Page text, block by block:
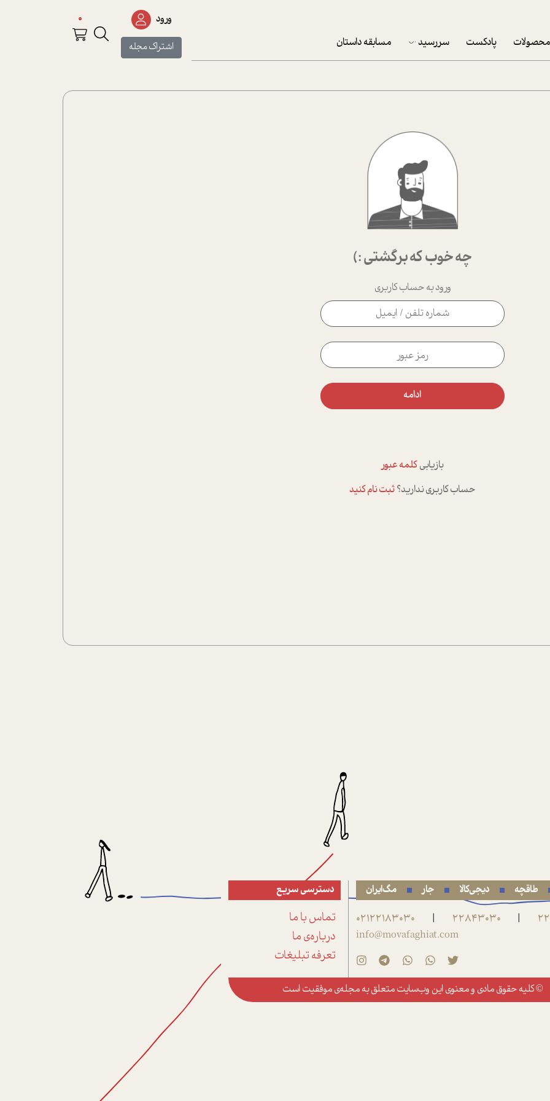
محصولات پادکست سررسید
پکيج نوروزي موفقيت
تقویم رومیزی
تقویم دیواری
مسابقه داستان
ورود
اشتراک مجله
0
چه خوب که برگشتی :)
ورود به حساب کاربری
ادامه
بازیابیکلمه عبور
حساب کاربری ندارید؟ثبت نام کنید
طاقچه دیجی‌کالا جار مگ‌ایران
|
22843030
|
02122183030
info@movafaghiat.com
دسترسی سریع
تماس با ما
درباره‌ی ما
تعرفه تبلیغات
© کلیه حقوق مادی و معنوی این وب‌سایت متعلق بهمجله‌ی موفقیتاست